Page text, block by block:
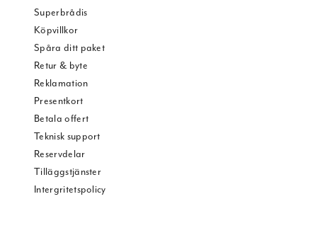
Superbrådis
Köpvillkor
Spåra ditt paket
Retur & byte
Reklamation
Presentkort
Betala offert
Teknisk support
Reservdelar
Tilläggstjänster
Intergritetspolicy